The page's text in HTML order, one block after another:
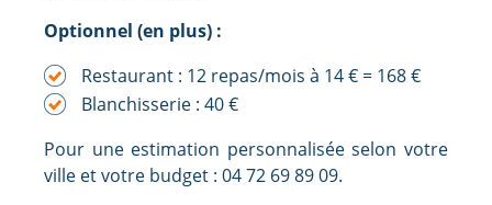
Optionnel (en plus) :
Restaurant : 12 repas/mois à 14 € = 168 €
Blanchisserie : 40 €
Pour une estimation personnalisée selon votre
ville et votre budget : 04 72 69 89 09.